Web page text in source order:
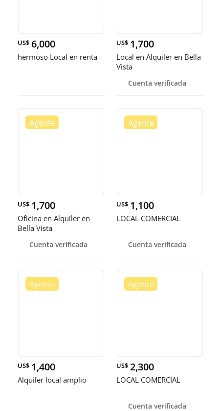
US$ 6,000
hermoso Local en renta
US$ 1,700
Local en Alquiler en Bella
Vista
Cuenta verificada
US$ 1,700
Oficina en Alquiler en
Bella Vista
Cuenta verificada
US$ 1,100
LOCAL COMERCIAL
Cuenta verificada
US$ 1,400
Alquiler local amplio
US$ 2,300
LOCAL COMERCIAL
Cuenta verificada